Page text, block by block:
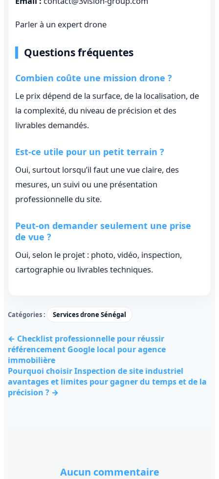
Parler à un expert drone
Questions fréquentes
Combien coûte une mission drone ?
Le prix dépend de la surface, de la localisation, de
la complexité, du niveau de précision et des
livrables demandés.
Est-ce utile pour un petit terrain ?
Oui, surtout lorsqu’il faut une vue claire, des
mesures, un suivi ou une présentation
professionnelle du site.
Peut-on demander seulement une prise
de vue ?
Oui, selon le projet : photo, vidéo, inspection,
cartographie ou livrables techniques.
Catégories : Services drone Sénégal
← Checklist professionnelle pour réussir
référencement Google local pour agence
immobilière
Pourquoi choisir Inspection de site industriel
avantages et limites pour gagner du temps et de la
précision ? →
Aucun commentaire